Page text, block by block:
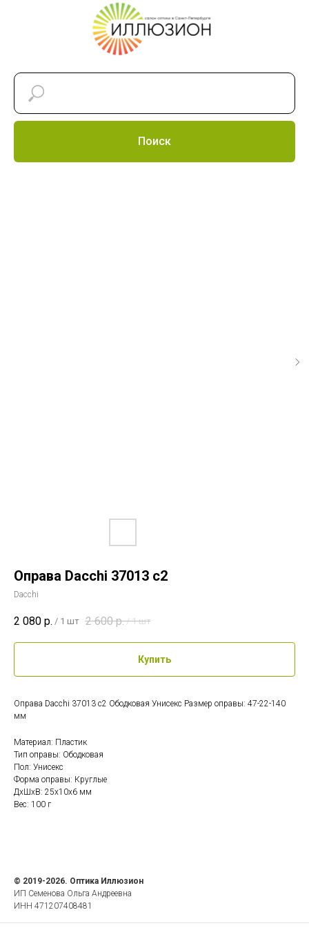
Поиск
Оправа Dacchi 37013 c2
Dacchi
2 080 р. / 1 шт 2 600 р. / 1 шт
Купить
Оправа Dacchi 37013 c2 Ободковая Унисекс Размер оправы: 47-22-140
мм
Материал: Пластик
Тип оправы: Ободковая
Пол: Унисекс
Форма оправы: Круглые
ДxШxВ: 25x10x6 мм
Вес: 100 г
© 2019-2026. Оптика Иллюзион
ИП Семенова Ольга Андреевна
ИНН 471207408481